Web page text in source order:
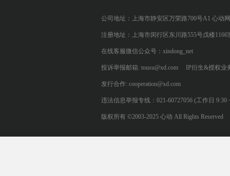
公司地址：上海市静安区万荣路700号A1 心动
注册地址：上海市闵行区东川路555号戊楼1166
在线客服微信公众号：xindong_net
投诉举报邮箱: tousu@xd.com IP衍生&授权业
发行合作: cooperation@xd.com
违法信息举报专线：021-60727056 (工作日 9:30
版权所有 ©2003-2025 心动 All Rights Reserved